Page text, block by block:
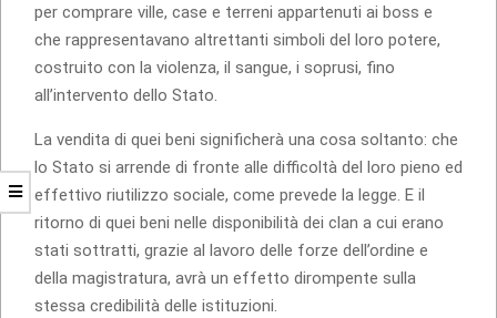
per comprare ville, case e terreni appartenuti ai boss e
che rappresentavano altrettanti simboli del loro potere,
costruito con la violenza, il sangue, i soprusi, fino
all’intervento dello Stato.
La vendita di quei beni significherà una cosa soltanto: che
lo Stato si arrende di fronte alle difficoltà del loro pieno ed
effettivo riutilizzo sociale, come prevede la legge. E il
ritorno di quei beni nelle disponibilità dei clan a cui erano
stati sottratti, grazie al lavoro delle forze dell’ordine e
della magistratura, avrà un effetto dirompente sulla
stessa credibilità delle istituzioni.